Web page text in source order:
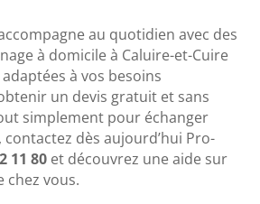
au quotidien avec des
à domicile à Caluire-et-Cuire
à vos besoins
un devis gratuit et sans
simplement pour échanger
dès aujourd’hui Pro-
11 80 et découvrez une aide sur
chez vous.